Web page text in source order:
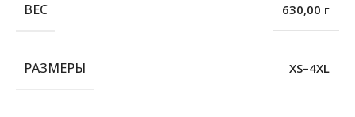
ВЕС 630,00 г
РАЗМЕРЫ XS–4XL